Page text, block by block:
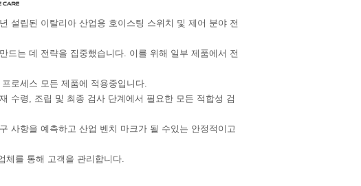
설립된 이탈리아 산업용 호이스팅 스위치 및 제어 분야 전
드는 데 전략을 집중했습니다. 이를 위해 일부 제품에서 전
로세스 모든 제품에 적용중입니다.
수령, 조립 및 최종 검사 단계에서 필요한 모든 적합성 검
사항을 예측하고 산업 벤치 마크가 될 수있는 안정적이고
체를 통해 고객을 관리합니다.